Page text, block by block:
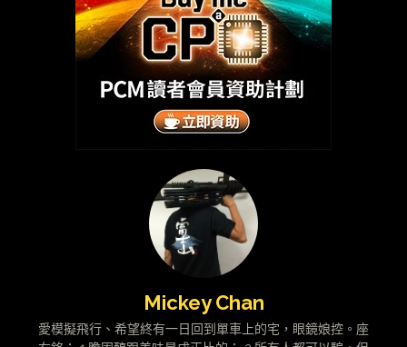
Mickey Chan
愛模擬飛行、希望終有一日回到單車上的宅，眼鏡娘控。座